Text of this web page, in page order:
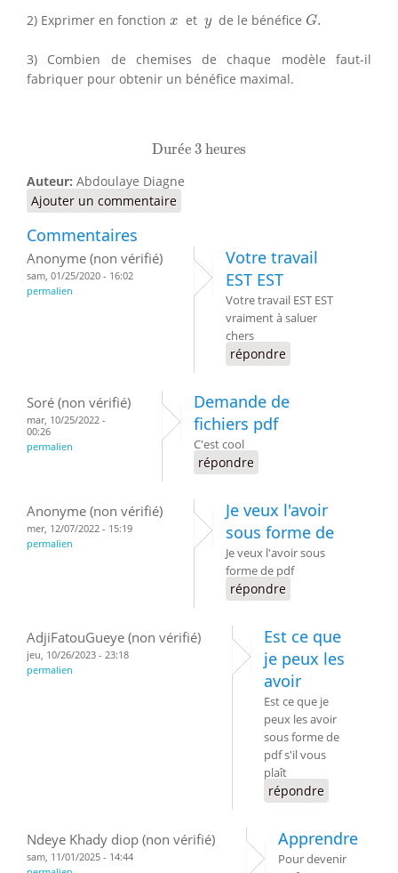
2) Exprimer en fonction x
x et y
yde le bénéfice G.
G.
3) Combien de chemises de chaque modèle faut-il
fabriquer pour obtenir un bénéfice maximal.
Durée 3 heures
Durée 3 heures
Auteur: Abdoulaye Diagne
Ajouter un commentaire
Commentaires
Anonyme (non vérifié)
sam, 01/25/2020 - 16:02
permalien
Votre travail
EST EST
Votre travail EST EST
vraiment à saluer
chers
répondre
Soré (non vérifié)
mar, 10/25/2022 -
00:26
permalien
Demande de
fichiers pdf
C'est cool
répondre
Anonyme (non vérifié)
mer, 12/07/2022 - 15:19
permalien
Je veux l'avoir
sous forme de
Je veux l'avoir sous
forme de pdf
répondre
AdjiFatouGueye (non vérifié)
jeu, 10/26/2023 - 23:18
permalien
Est ce que
je peux les
avoir
Est ce que je
peux les avoir
sous forme de
pdf s'il vous
plaît
répondre
Ndeye Khady diop (non vérifié)
sam, 11/01/2025 - 14:44
Apprendre
Pour devenir